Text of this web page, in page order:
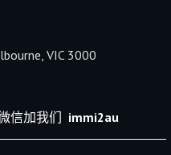
VIC 3000
信加我们 immi2au